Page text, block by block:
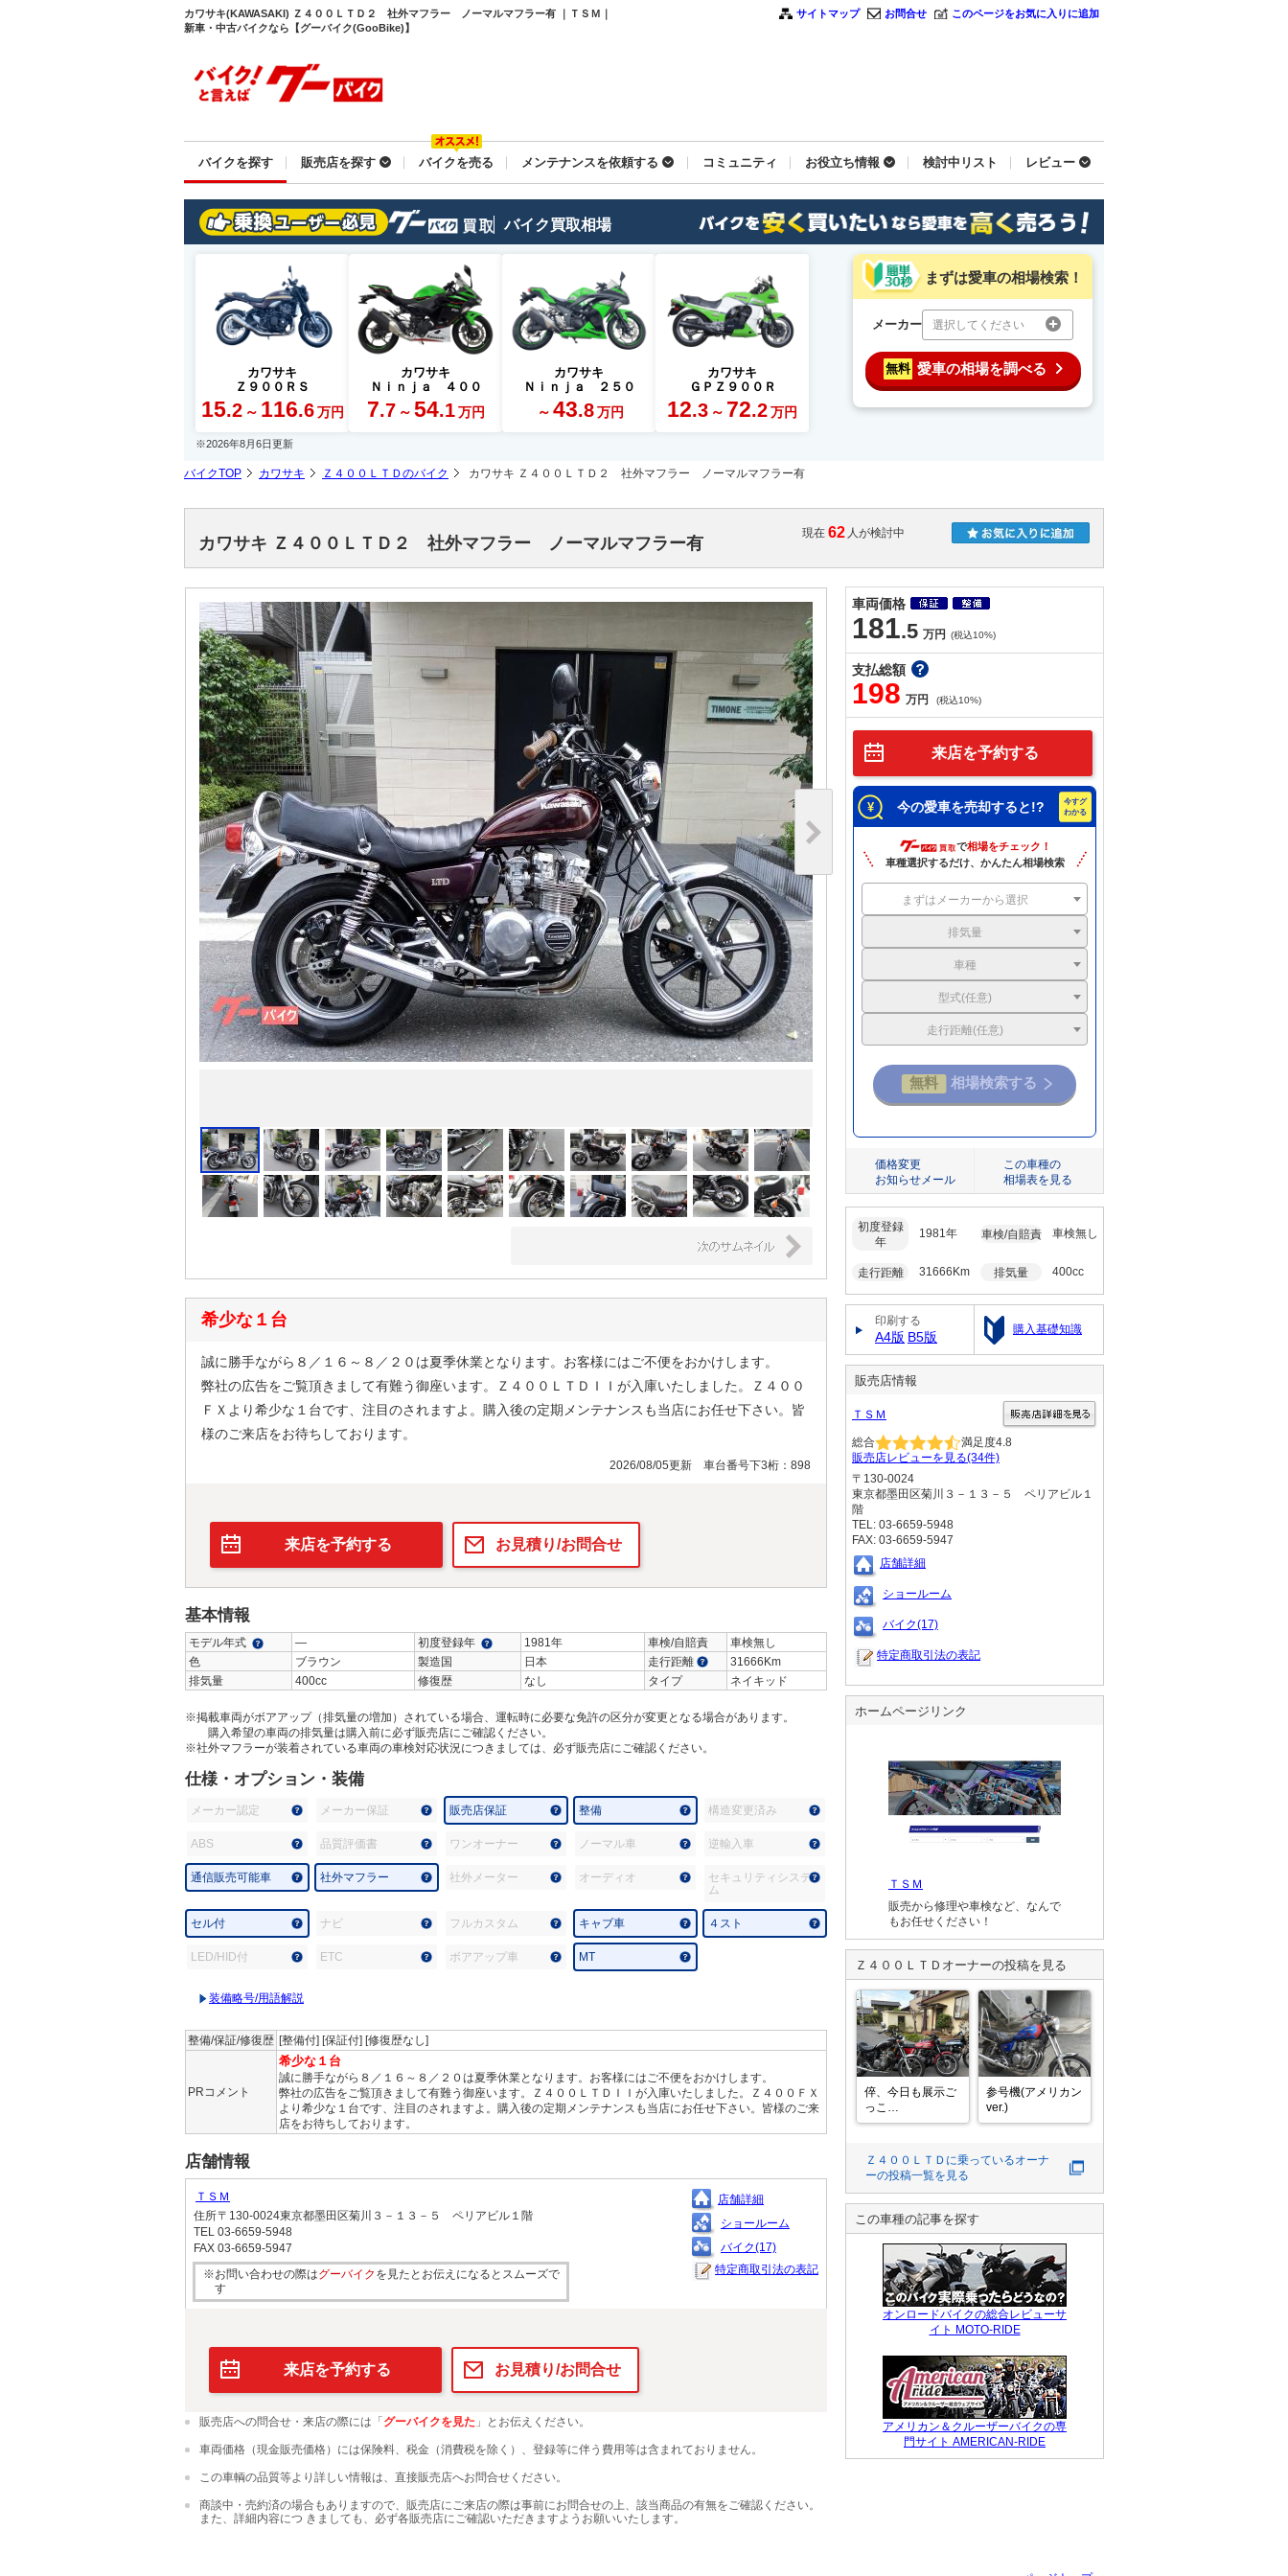
カワサキ(KAWASAKI) Ｚ４００ＬＴＤ２ 社外マフラー ノーマルマフラー有 ｜ＴＳＭ｜
新車・中古バイクなら【グーバイク(GooBike)】
サイトマップ お問合せ このページをお気に入りに追加
バイクを探す 販売店を探す バイクを売る メンテナンスを依頼する コミュニティ お役立ち情報 検討中リスト レビュー
バイク買取相場
カワサキ
Ｚ９００ＲＳ
15.2 ～ 116.6 万円
カワサキ
Ｎｉｎｊａ ４００
7.7 ～ 54.1 万円
カワサキ
Ｎｉｎｊａ ２５０
～ 43.8 万円
カワサキ
ＧＰＺ９００Ｒ
12.3 ～ 72.2万円
まずは愛車の相場検索！
メーカー 選択してください
無料 愛車の相場を調べる
※2026年8月6日更新
バイクTOP カワサキ Ｚ４００ＬＴＤのバイク カワサキ Ｚ４００ＬＴＤ２ 社外マフラー ノーマルマフラー有
現在 62 人が検討中
カワサキ Ｚ４００ＬＴＤ２ 社外マフラー ノーマルマフラー有
希少な１台
誠に勝手ながら８／１６～８／２０は夏季休業となります。お客様にはご不便をおかけします。
弊社の広告をご覧頂きまして有難う御座います。Ｚ４００ＬＴＤＩＩが入庫いたしました。Ｚ４００
ＦＸより希少な１台です、注目のされますよ。購入後の定期メンテナンスも当店にお任せ下さい。皆
様のご来店をお待ちしております。
2026/08/05更新 車台番号下3桁：898
来店を予約する お見積り/お問合せ
基本情報
モデル年式 ― 初度登録年 1981年 車検/自賠責
車検無し
色
ブラウン 製造国 日本 走行距離
31666Km
排気量
400cc 修復歴 なし タイプ ネイキッド
※掲載車両がボアアップ（排気量の増加）されている場合、運転時に必要な免許の区分が変更となる場合があります。
購入希望の車両の排気量は購入前に必ず販売店にご確認ください。
※社外マフラーが装着されている車両の車検対応状況につきましては、必ず販売店にご確認ください。
仕様・オプション・装備
メーカー認定 メーカー保証 販売店保証 整備 構造変更済み
ABS 品質評価書 ワンオーナー ノーマル車 逆輸入車
通信販売可能車 社外マフラー 社外メーター オーディオ
セキュリティシステ
ム
セル付 ナビ フルカスタム キャブ車 ４スト
LED/HID付 ETC ボアアップ車 MT
装備略号/用語解説
整備/保証/修復歴 [整備付] [保証付] [修復歴なし]
PRコメント
希少な１台
誠に勝手ながら８／１６～８／２０は夏季休業となります。お客様にはご不便をおかけします。
弊社の広告をご覧頂きまして有難う御座います。Ｚ４００ＬＴＤＩＩが入庫いたしました。Ｚ４００ＦＸ
より希少な１台です、注目のされますよ。購入後の定期メンテナンスも当店にお任せ下さい。皆様のご来
店をお待ちしております。
店舗情報
ＴＳＭ
住所〒130-0024東京都墨田区菊川３－１３－５ ペリアビル１階
TEL 03-6659-5948
FAX 03-6659-5947
※お問い合わせの際はグーバイク を見たとお伝えになるとスムーズで
す
店舗詳細
ショールーム
バイク(17)
特定商取引法の表記
来店を予約する お見積り/お問合せ
販売店への問合せ・来店の際には「グーバイクを見た 」とお伝えください。
車両価格（現金販売価格）には保険料、税金（消費税を除く）、登録等に伴う費用等は含まれておりません。
この車輌の品質等より詳しい情報は、直接販売店へお問合せください。
商談中・売約済の場合もありますので、販売店にご来店の際は事前にお問合せの上、該当商品の有無をご確認ください。
また、詳細内容につ きましても、必ず各販売店にご確認いただきますようお願いいたします。
車両価格
181.5 万円 (税込10%)
支払総額
198 万円 (税込10%)
来店を予約する
今の愛車を売却すると!?
で相場をチェック！
車種選択するだけ、かんたん相場検索
まずはメーカーから選択
排気量
車種
型式(任意)
走行距離(任意)
価格変更
お知らせメール
この車種の
相場表を見る
初度登録
年
1981年 車検/自賠責 車検無し
走行距離 31666Km 排気量 400cc
印刷する
A4版 B5版 購入基礎知識
販売店情報
ＴＳＭ
総合 満足度4.8
販売店レビューを見る(34件)
〒130-0024
東京都墨田区菊川３－１３－５ ペリアビル１
階
TEL: 03-6659-5948
FAX: 03-6659-5947
店舗詳細
ショールーム
バイク(17)
特定商取引法の表記
ホームページリンク
ＴＳＭ
販売から修理や車検など、なんで
もお任せください！
Ｚ４００ＬＴＤ オーナーの投稿を見る
倅、今日も展示ご
っこ
Z400LTD2
Z750FX3
この後、LTD2はク
固着無く回る
（カム周り、シリ
ンダーにオイルた
っぷり入れて1週
間以上放置してあ
りました）
参号機(アメリカン
ver.)
Ｚ４００ＬＴＤ に乗っているオーナ
ーの投稿一覧を見る
この車種の記事を探す
オンロードバイクの総合レビューサ
イト MOTO-RIDE
アメリカン＆クルーザーバイクの専
門サイト AMERICAN-RIDE